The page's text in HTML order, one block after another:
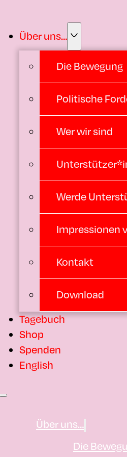
Über uns…
Die Bewegung
Politische
Wer wir sind
Werde
Impressionen
Kontakt
Download
Tagebuch
Shop
Spenden
English
Über uns…
Die